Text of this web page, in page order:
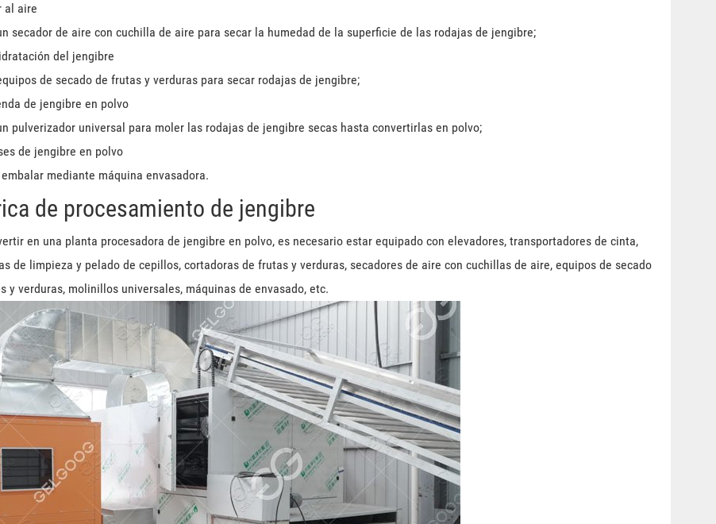
al aire
secador de aire con cuchilla de aire para secar la humedad de la superficie de las rodajas de jengibre;
del jengibre
de secado de frutas y verduras para secar rodajas de jengibre;
de jengibre en polvo
pulverizador universal para moler las rodajas de jengibre secas hasta convertirlas en polvo;
de jengibre en polvo
mediante máquina envasadora.
de procesamiento de jengibre
en una planta procesadora de jengibre en polvo, es necesario estar equipado con elevadores, transportadores de cinta,
de limpieza y pelado de cepillos, cortadoras de frutas y verduras, secadores de aire con cuchillas de aire, equipos de secado
y verduras, molinillos universales, máquinas de envasado, etc.